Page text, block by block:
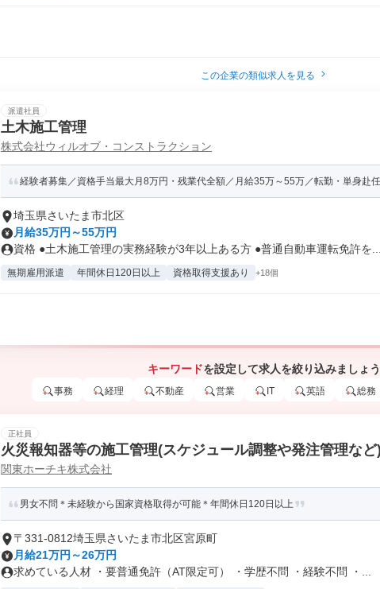
この企業の類似求人を見る
派遣社員
土木施工管理
株式会社ウィルオブ・コンストラクション
経験者募集／資格手当最大月8万円・残業代全額／月給35万～55万／転勤・単身赴
埼玉県さいたま市北区
月給35万円～55万円
資格 ●土木施工管理の実務経験が3年以上ある方 ●普通自動車運転免許を...
無期雇用派遣 年間休日120日以上 資格取得支援あり +18個
キーワードを設定して求人を絞り込みましょう
事務 経理 不動産 営業 IT 英語 総務
正社員
火災報知器等の施工管理(スケジュール調整や発注管理など)
関東ホーチキ株式会社
男女不問＊未経験から国家資格取得が可能＊年間休日120日以上
〒331-0812埼玉県さいたま市北区宮原町
月給21万円～26万円
求めている人材 ・要普通免許（AT限定可） ・学歴不問 ・経験不問 ・...